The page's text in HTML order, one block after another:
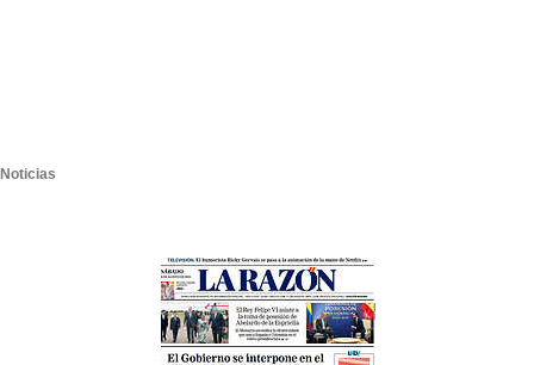
Noticias